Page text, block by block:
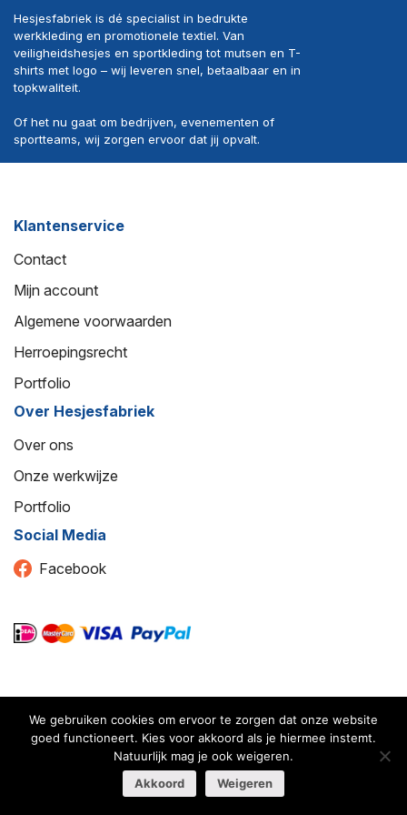
Hesjesfabriek is dé specialist in bedrukte
werkkleding en promotionele textiel. Van
veiligheidshesjes en sportkleding tot mutsen en T-
shirts met logo – wij leveren snel, betaalbaar en in
topkwaliteit.
Of het nu gaat om bedrijven, evenementen of
sportteams, wij zorgen ervoor dat jij opvalt.
Klantenservice
Contact
Mijn account
Algemene voorwaarden
Herroepingsrecht
Portfolio
Over Hesjesfabriek
Over ons
Onze werkwijze
Portfolio
Social Media
Facebook
© 2026 Hesjesfabriek
Algemene voorwaarden
We gebruiken cookies om ervoor te zorgen dat onze website
goed functioneert. Kies voor akkoord als je hiermee instemt.
Natuurlijk mag je ook weigeren.
Akkoord
Weigeren